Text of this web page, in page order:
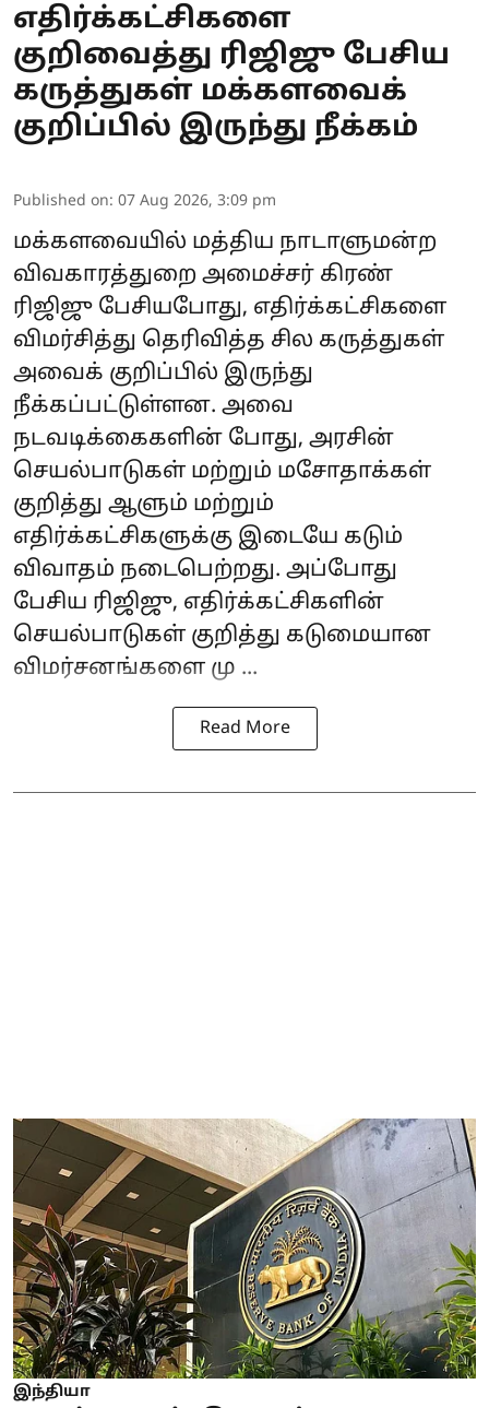
எதிர்க்கட்சிகளை
குறிவைத்து ரிஜிஜு பேசிய
கருத்துகள் மக்களவைக்
குறிப்பில் இருந்து நீக்கம்
Published on: 07 Aug 2026, 3:09 pm
மக்களவையில் மத்திய நாடாளுமன்ற
விவகாரத்துறை அமைச்சர் கிரண்
ரிஜிஜு பேசியபோது, எதிர்க்கட்சிகளை
விமர்சித்து தெரிவித்த சில கருத்துகள்
அவைக் குறிப்பில் இருந்து
நீக்கப்பட்டுள்ளன. அவை
நடவடிக்கைகளின் போது, அரசின்
செயல்பாடுகள் மற்றும் மசோதாக்கள்
குறித்து ஆளும் மற்றும்
எதிர்க்கட்சிகளுக்கு இடையே கடும்
விவாதம் நடைபெற்றது. அப்போது
பேசிய ரிஜிஜு, எதிர்க்கட்சிகளின்
செயல்பாடுகள் குறித்து கடுமையான
விமர்சனங்களை மு ...
Read More
இந்தியா